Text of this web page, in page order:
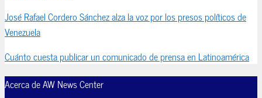
José Rafael Cordero Sánchez alza la voz por los presos políticos de
Venezuela
Cuánto cuesta publicar un comunicado de prensa en Latinoamérica
Acerca de AW News Center